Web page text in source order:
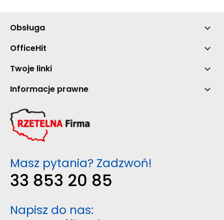
Obsługa 
OfficeHit 
Twoje linki 
Informacje prawne 
Masz pytania? Zadzwoń!
33 853 20 85
Napisz do nas: